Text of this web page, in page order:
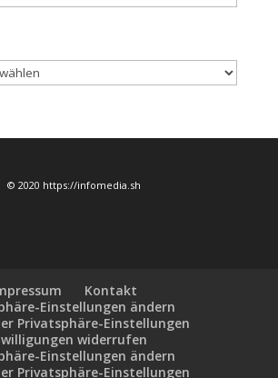
© 2020 https://infomedia.sh
Kontakt
Einstellungen ändern
Privatsphäre-Einstellungen
widerrufen
Einstellungen ändern
Privatsphäre-Einstellungen